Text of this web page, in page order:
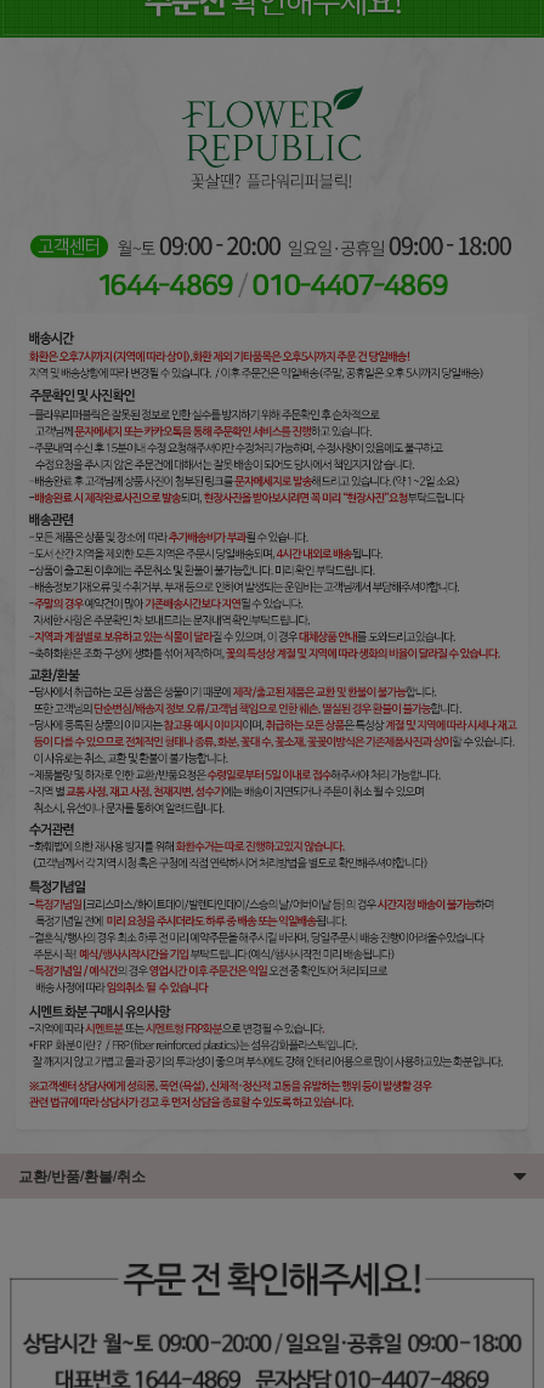
교환/반품/환불/취소